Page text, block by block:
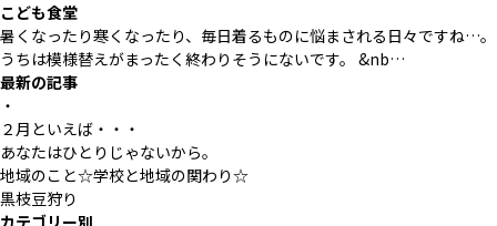
こども食堂
暑くなったり寒くなったり、毎日着るものに悩まされる日々ですね…。
うちは模様替えがまったく終わりそうにないです。 &nb…
最新の記事
・
２月といえば・・・
あなたはひとりじゃないから。
地域のこと☆学校と地域の関わり☆
黒枝豆狩り